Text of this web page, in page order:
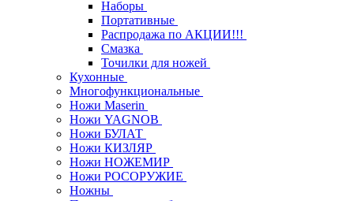
Наборы
Портативные
Распродажа по АКЦИИ!!!
Смазка
Точилки для ножей
Кухонные
Многофункциональные
Ножи Maserin
Ножи YAGNOB
Ножи БУЛАТ
Ножи КИЗЛЯР
Ножи НОЖЕМИР
Ножи РОСОРУЖИЕ
Ножны